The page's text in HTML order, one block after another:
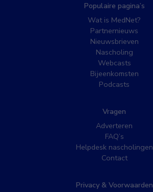
Populaire pagina’s
Wat is MedNet?
Partnernieuws
Nieuwsbrieven
Nascholing
Webcasts
Bijeenkomsten
Podcasts
Vragen
Adverteren
FAQ’s
Helpdesk nascholingen
Contact
Privacy & Voorwaarden